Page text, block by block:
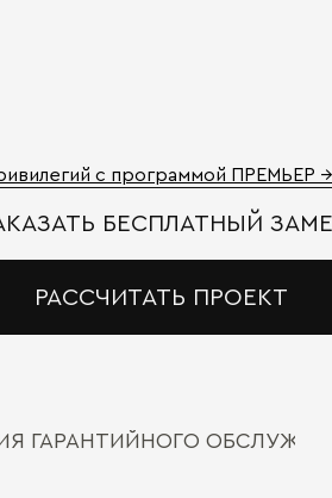
с программой ПРЕМЬЕР →
БЕСПЛАТНЫЙ
РАССЧИТАТЬ ПРОЕКТ
ГАРАНТИЙНОГО